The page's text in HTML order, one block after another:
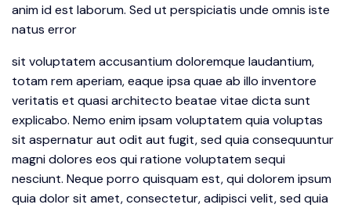
anim id est laborum. Sed ut perspiciatis unde omnis iste
natus error
sit voluptatem accusantium doloremque laudantium,
totam rem aperiam, eaque ipsa quae ab illo inventore
veritatis et quasi architecto beatae vitae dicta sunt
explicabo. Nemo enim ipsam voluptatem quia voluptas
sit aspernatur aut odit aut fugit, sed quia consequuntur
magni dolores eos qui ratione voluptatem sequi
nesciunt. Neque porro quisquam est, qui dolorem ipsum
quia dolor sit amet, consectetur, adipisci velit, sed quia